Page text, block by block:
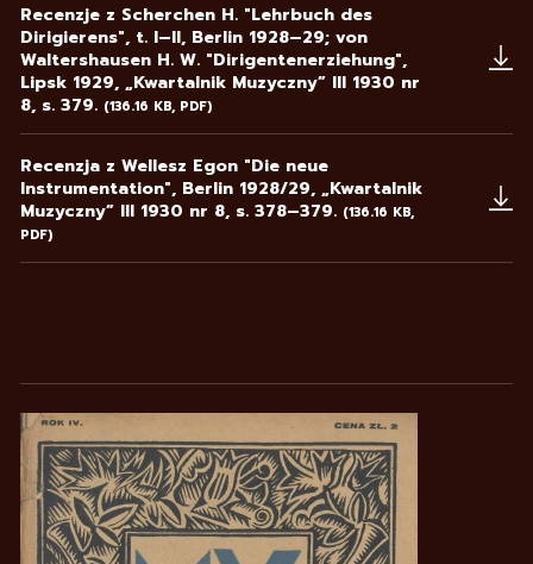
Recenzje z Scherchen H. "Lehrbuch des
Dirigierens", t. I–lI, Berlin 1928–29; von
Waltershausen H. W. "Dirigentenerziehung",
Lipsk 1929, „Kwartalnik Muzyczny” III 1930 nr
8, s. 379. (136.16 KB, PDF)
Uwaga, link zostanie otwarty w nowym oknie
Recenzja z Wellesz Egon "Die neue
lnstrumentation", Berlin 1928/29, „Kwartalnik
Muzyczny” III 1930 nr 8, s. 378–379. (136.16 KB,
PDF)
Uwaga, link zostanie otwarty w nowym oknie